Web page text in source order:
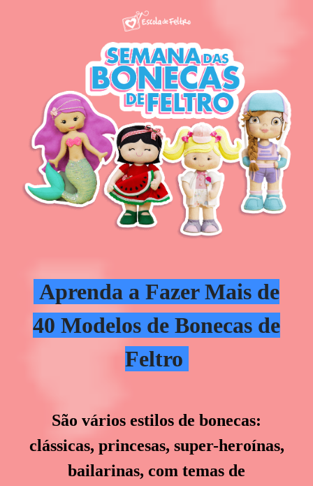
Aprenda a Fazer Mais de
40 Modelos de Bonecas de
Feltro
São vários estilos de bonecas:
clássicas, princesas, super-heroínas,
bailarinas, com temas de